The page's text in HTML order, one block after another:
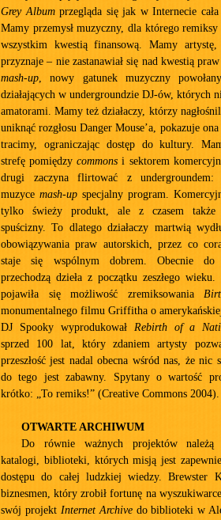
Grey Albumprzegląda się jak w Internecie
Mamy przemysł muzyczny, dla którego
wszystkim kwestią finansową. Mamy
przyznaje – nie zastanawiał się nad kwestią
mash-up, nowy gatunek muzyczny
działających w undergroundzie DJ-ów, których
amatorami. Mamy też działaczy, którzy
uniknąć rozgłosu Danger Mouse’a, pokazuje
tracimy, ograniczając dostęp do kultury.
strefę pomiędzycommons i sektorem
drugi zaczyna flirtować z undergroundem:
muzyce mash-up specjalny program.
tylko świeży produkt, ale z czasem także
spuścizny. To dlatego działaczy martwią
obowiązywania praw autorskich, przez co
staje się wspólnym dobrem. Obecnie do
przechodzą dzieła z początku zeszłego
pojawiła się możliwość zremiksowania
monumentalnego filmu Griffitha o
DJ Spooky wyprodukował Rebirth of a
sprzed 100 lat, który zdaniem artysty
przeszłość jest nadal obecna wśród nas, że nic
do tego jest zabawny. Spytany o wartość
krótko: „To remiks!” (Creative Commons 2004).
OTWARTE ARCHIWUM
Do równie ważnych projektów należą
katalogi, biblioteki, których misją jest
dostępu do całej ludzkiej wiedzy. Brewster
biznesmen, który zrobił fortunę na
swój projekt Internet Archivedo biblioteki w